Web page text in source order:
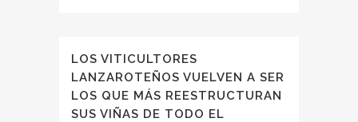
LOS VITICULTORES
LANZAROTEÑOS VUELVEN A SER
LOS QUE MÁS REESTRUCTURAN
SUS VIÑAS DE TODO EL